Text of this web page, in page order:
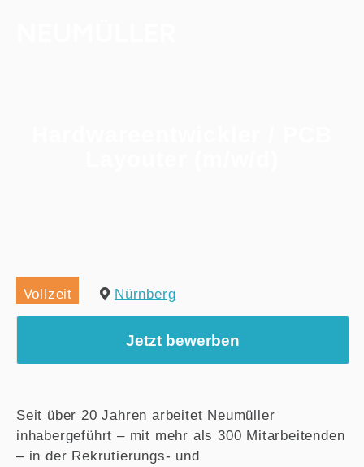
Vollzeit Nürnberg
Jetzt bewerben
Seit über 20 Jahren arbeitet Neumüller
inhabergeführt – mit mehr als 300 Mitarbeitenden
– in der Rekrutierungs- und